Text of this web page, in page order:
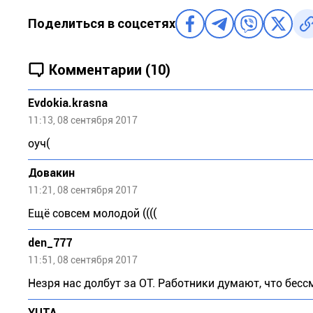
Поделиться в соцсетях
Комментарии (10)
Evdokia.krasna
11:13, 08 сентября 2017
оуч(
Довакин
11:21, 08 сентября 2017
Ещё совсем молодой ((((
den_777
11:51, 08 сентября 2017
Незря нас долбут за ОТ. Работники думают, что